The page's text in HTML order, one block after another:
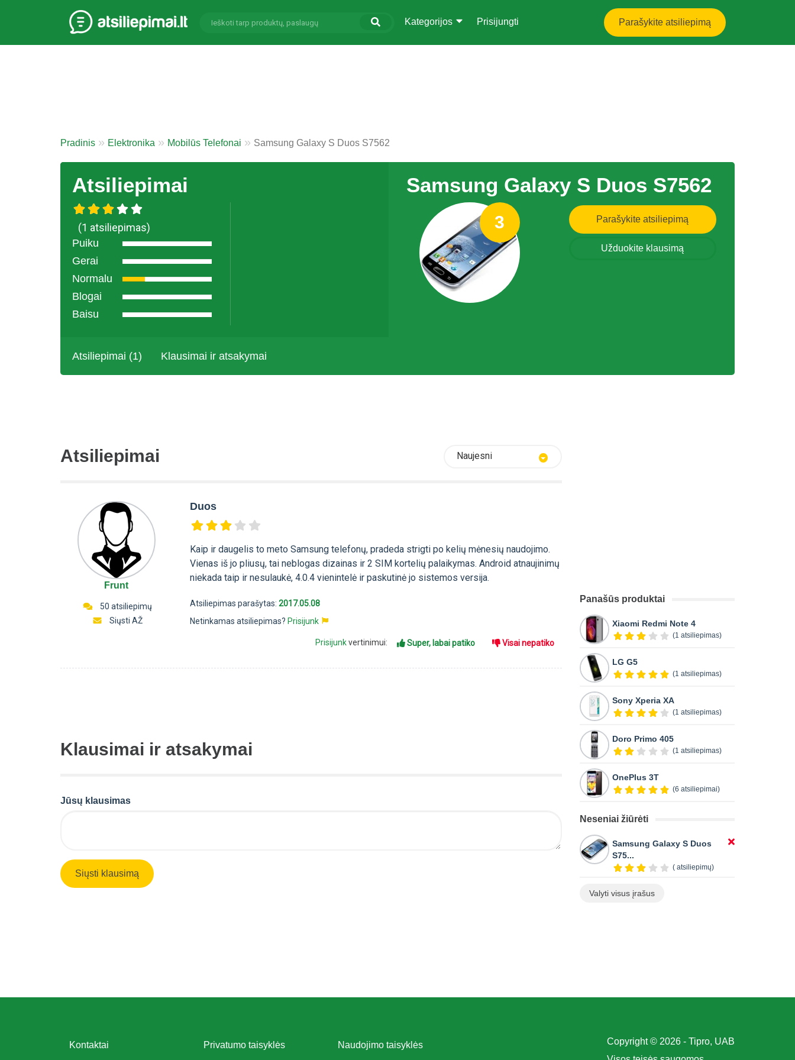
Parašykite atsiliepimą
Kategorijos Prisijungti
Pradinis Elektronika Mobilūs Telefonai Samsung Galaxy S Duos S7562
Atsiliepimai
(1 atsiliepimas)
Puiku
Gerai
Normalu
Blogai
Baisu
Atsiliepimai (1) Klausimai ir atsakymai
Samsung Galaxy S Duos S7562
3 Parašykite atsiliepimą
Užduokite klausimą
Atsiliepimai Naujesni
Frunt
50 atsiliepimų
Siųsti AŽ
Duos
Kaip ir daugelis to meto Samsung telefonų, pradeda strigti po kelių mėnesių naudojimo.
Vienas iš jo pliusų, tai neblogas dizainas ir 2 SIM kortelių palaikymas. Android atnaujinimų
niekada taip ir nesulaukė, 4.0.4 vienintelė ir paskutinė jo sistemos versija.
Atsiliepimas parašytas:2017.05.08
Netinkamas atsiliepimas? Prisijunk
Prisijunkvertinimui: Super, labai patiko Visai nepatiko
Klausimai ir atsakymai
Jūsų klausimas
Panašūs produktai
Xiaomi Redmi Note 4
(1 atsiliepimas)
LG G5
(1 atsiliepimas)
Sony Xperia XA
(1 atsiliepimas)
Doro Primo 405
(1 atsiliepimas)
OnePlus 3T
(6 atsiliepimai)
Neseniai žiūrėti
Samsung Galaxy S Duos
S75...
( atsiliepimų)
Valyti visus įrašus
Kontaktai Privatumo taisyklės Naudojimo taisyklės
Copyright © 2026 - Tipro, UAB